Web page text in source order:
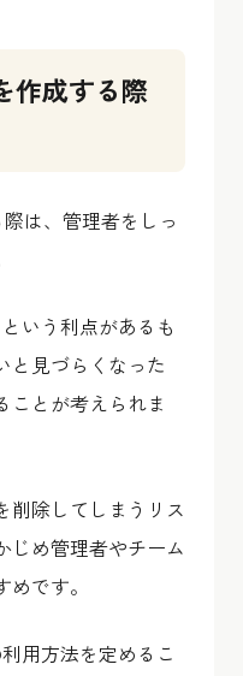
作成する際
は、管理者をしっ
いう利点があるも
と見づらくなった
ことが考えられま
削除してしまうリス
じめ管理者やチーム
です。
用方法を定めるこ